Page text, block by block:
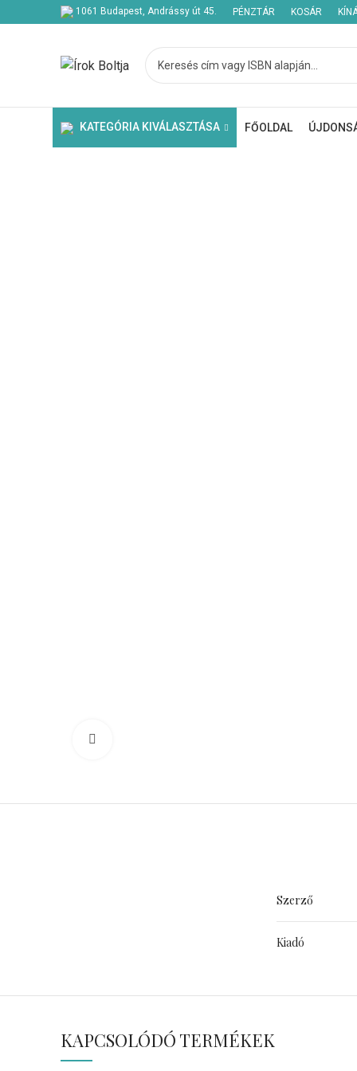
1061 Budapest, Andrássy út 45. PÉNZTÁR KOSÁR
KATEGÓRIA KIVÁLASZTÁSA FŐOLDAL
Szerző
Kiadó
KAPCSOLÓDÓ TERMÉKEK
Kezdje el gépelni a keresett bejegyzések megtekintéséhez.